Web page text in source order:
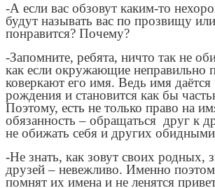
-А если вас обзовут каким-то
будут называть вас по прозвищу
понравится? Почему?
-Запомните, ребята, ничто так не
как если окружающие неправильно
коверкают его имя. Ведь имя даётся
рождения и становится как бы
Поэтому, есть не только право на
обязанность – обращаться друг к
не обижать себя и других
-Не знать, как зовут своих родных,
друзей – невежливо. Именно
помнят их имена и не ленятся